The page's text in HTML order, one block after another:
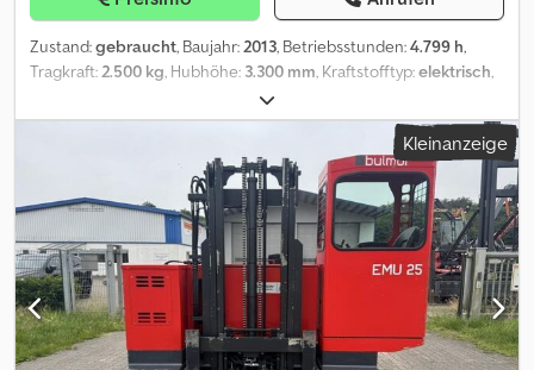
Zustand:gebraucht, Baujahr:2013, Betriebsstunden:4.799 h,
Tragkraft:2.500 kg, Hubhöhe: 3.300 mm, Kraftstofftyp:elektrisch,
, Reifenzustand:
Gesamtlänge:2.950 mm, Farbe:Sonstige,
Sonderausstattungbeschreibung: Plattform hohe: 380 mm
Beschreibung: Wir haben neben diesem Bulmor Modell noch ca.
200 Schwerlaststapler, Kompaktstapler, Gabelstapler &
Seitenstapler in unserem Lager Hamburg und Danzig. Besuchen
Sie unsere Homepage - Mietkauf & Finanzierung zu günstigen
Konditionen sind für uns jederzeit machbar. Gerne kaufen wir
auch Ihren Gebrauchten frei an, auch ohne dass Sie ein Fahrzeug
bei uns erwerben. Unser Inhaber Herr Peter Sawitzki berät Sie
gerne ausführlich zu diesem EMU 25 ST GT N. LK6,7 P.S.: Unsere
Kleinanzeige